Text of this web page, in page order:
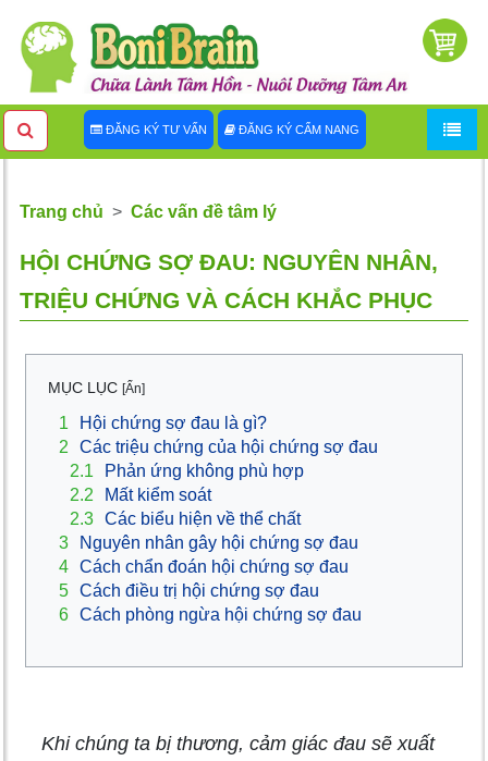
ĐĂNG KÝ TƯ VẤN ĐĂNG KÝ CẨM NANG
Trang chủ Các vấn đề tâm lý
HỘI CHỨNG SỢ ĐAU: NGUYÊN NHÂN,
TRIỆU CHỨNG VÀ CÁCH KHẮC PHỤC
MỤC LỤC [Ẩn]
1
Hội chứng sợ đau là gì?
2
Các triệu chứng của hội chứng sợ đau
2.1
Phản ứng không phù hợp
2.2
Mất kiểm soát
2.3 Các biểu hiện về thể chất
3
Nguyên nhân gây hội chứng sợ đau
4 Cách chẩn đoán hội chứng sợ đau
5 Cách điều trị hội chứng sợ đau
6 Cách phòng ngừa hội chứng sợ đau
Khi chúng ta bị thương, cảm giác đau sẽ xuất